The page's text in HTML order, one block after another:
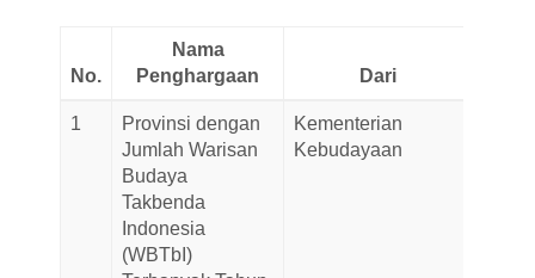
No.
Nama
Penghargaan
Dari
1
Provinsi dengan
Jumlah Warisan
Budaya
Takbenda
Indonesia
(WBTbI)
Kementerian
Kebudayaan